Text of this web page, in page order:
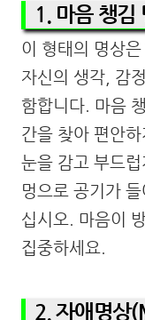
1. 마음 챙김
이 형태의 명상
자신의 생각, 감
함합니다. 마음
간을 찾아 편안
눈을 감고 부드
멍으로 공기가
십시오. 마음이
집중하세요.
2. 자애명상